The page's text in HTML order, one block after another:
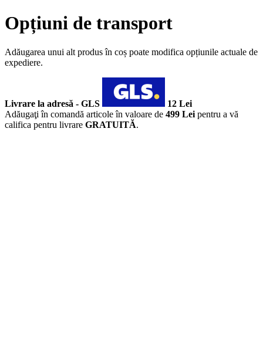
Opțiuni de transport
Adăugarea unui alt produs în coș poate modifica opțiunile actuale de
expediere.
Livrare la adresă - GLS
12 Lei
Adăugaţi în comandă articole în valoare de 499 Lei pentru a vă
califica pentru livrare GRATUITĂ.